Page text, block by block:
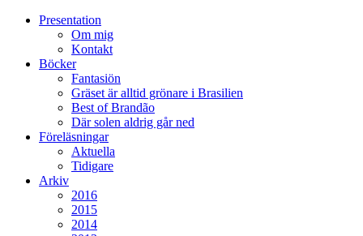
Presentation
Om mig
Kontakt
Böcker
Fantasiön
Gräset är alltid grönare i Brasilien
Best of Brandão
Där solen aldrig går ned
Föreläsningar
Aktuella
Tidigare
Arkiv
2016
2015
2014